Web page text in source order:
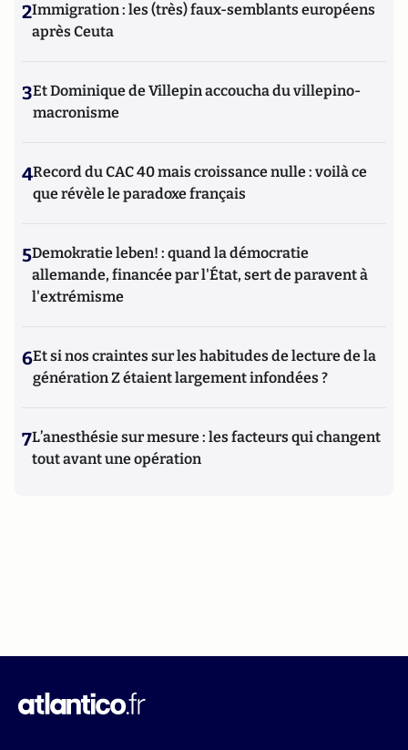
2Immigration : les (très) faux-semblants européens
après Ceuta
3Et Dominique de Villepin accoucha du villepino-
macronisme
4Record du CAC 40 mais croissance nulle : voilà ce
que révèle le paradoxe français
5Demokratie leben! : quand la démocratie
allemande, financée par l'État, sert de paravent à
l'extrémisme
6Et si nos craintes sur les habitudes de lecture de la
génération Z étaient largement infondées ?
7L’anesthésie sur mesure : les facteurs qui changent
tout avant une opération